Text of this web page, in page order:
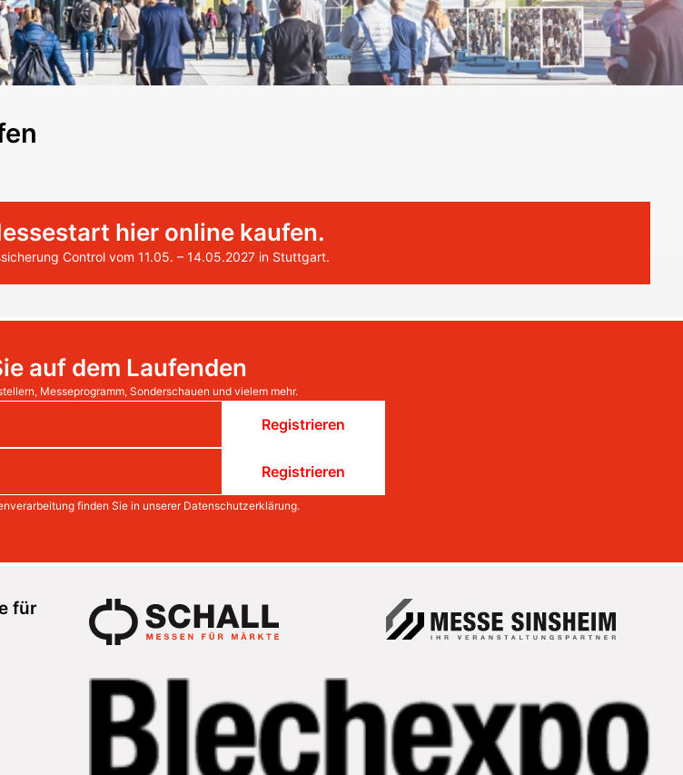
hier online kaufen.
Control vom 11.05. – 14.05.2027 in Stuttgart.
auf dem Laufenden
Messeprogramm, Sonderschauen und vielem mehr.
Registrieren
Registrieren
finden Sie in unsererDatenschutzerklärung.
für